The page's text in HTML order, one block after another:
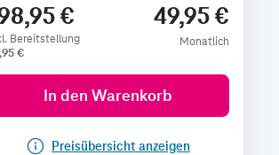
€
Bereitstellung
€
49,95 €
Monatlich
In den Warenkorb
Preisübersicht anzeigen